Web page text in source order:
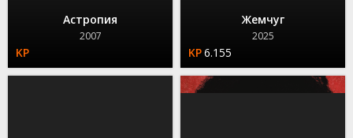
Астропия
2007
Жемчуг
2025
6.155